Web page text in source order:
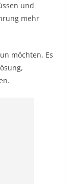
und
mehr
möchten. Es